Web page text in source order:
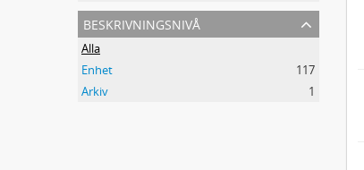
beskrivningsnivå
Alla
Enhet
117
Arkiv
1